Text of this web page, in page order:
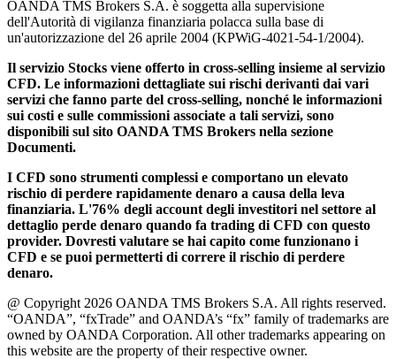
OANDA TMS Brokers S.A. è soggetta alla supervisione
dell'Autorità di vigilanza finanziaria polacca sulla base di
un'autorizzazione del 26 aprile 2004 (KPWiG-4021-54-1/2004).
Il servizio Stocks viene offerto in cross-selling insieme al servizio
CFD. Le informazioni dettagliate sui rischi derivanti dai vari
servizi che fanno parte del cross-selling, nonché le informazioni
sui costi e sulle commissioni associate a tali servizi, sono
disponibili sul sito OANDA TMS Brokers nella sezione
Documenti.
I CFD sono strumenti complessi e comportano un elevato
rischio di perdere rapidamente denaro a causa della leva
finanziaria. L'76% degli account degli investitori nel settore al
dettaglio perde denaro quando fa trading di CFD con questo
provider. Dovresti valutare se hai capito come funzionano i
CFD e se puoi permetterti di correre il rischio di perdere
denaro.
@ Copyright 2026 OANDA TMS Brokers S.A. All rights reserved.
“OANDA”, “fxTrade” and OANDA’s “fx” family of trademarks are
owned by OANDA Corporation. All other trademarks appearing on
this website are the property of their respective owner.